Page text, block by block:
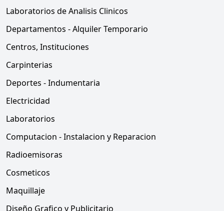
Laboratorios de Analisis Clinicos
Departamentos - Alquiler Temporario
Centros, Instituciones
Carpinterias
Deportes - Indumentaria
Electricidad
Laboratorios
Computacion - Instalacion y Reparacion
Radioemisoras
Cosmeticos
Maquillaje
Diseño Grafico y Publicitario